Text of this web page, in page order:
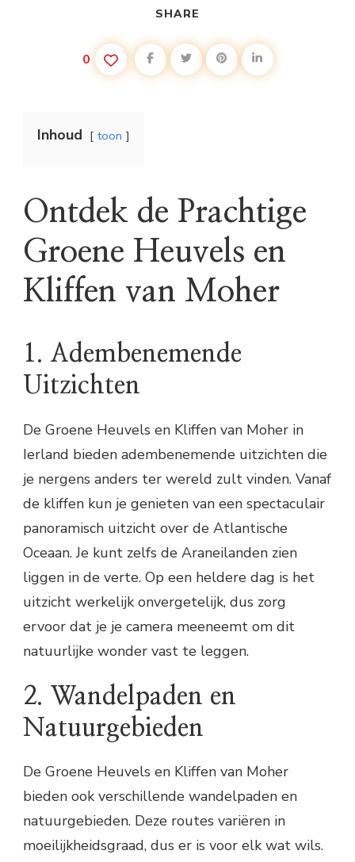
SHARE
0
Inhoud toon
Ontdek de Prachtige
Groene Heuvels en
Kliffen van Moher
1. Adembenemende
Uitzichten
De Groene Heuvels en Kliffen van Moher in
Ierland bieden adembenemende uitzichten die
je nergens anders ter wereld zult vinden. Vanaf
de kliffen kun je genieten van een spectaculair
panoramisch uitzicht over de Atlantische
Oceaan. Je kunt zelfs de Araneilanden zien
liggen in de verte. Op een heldere dag is het
uitzicht werkelijk onvergetelijk, dus zorg
ervoor dat je je camera meeneemt om dit
natuurlijke wonder vast te leggen.
2. Wandelpaden en
Natuurgebieden
De Groene Heuvels en Kliffen van Moher
bieden ook verschillende wandelpaden en
natuurgebieden. Deze routes variëren in
moeilijkheidsgraad, dus er is voor elk wat wils.